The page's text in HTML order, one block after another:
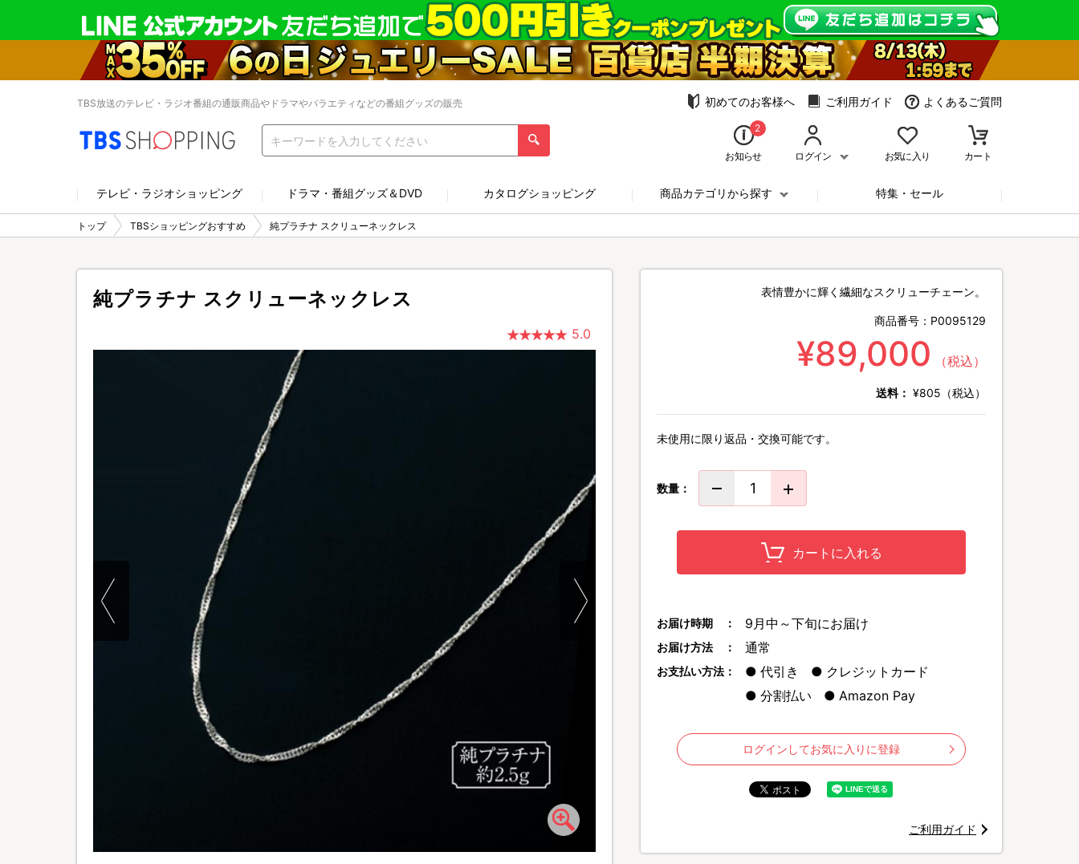
TBS放送のテレビ・ラジオ番組の通販商品やドラマやバラエティなどの番組グッズの販売 初めてのお客様へ ご利用ガイド よくあるご質問
2
お知らせ ログイン お気に入り カート
テレビ・ラジオショッピング ドラマ・番組グッズ＆DVD カタログショッピング 商品カテゴリから探す 特集・セール
トップ TBSショッピングおすすめ 純プラチナ スクリューネックレス
純プラチナ スクリューネックレス
5.0
表情豊かに輝く繊細なスクリューチェーン。
商品番号： P0095129
¥89,000 （税込）
送料： ¥805（税込）
未使用に限り返品・交換可能です。
数量：
カートに入れる
お届け時期 ： 9月中～下旬にお届け
お届け方法 ： 通常
お支払い方法： 代引き
クレジットカード
分割払い
Amazon Pay
ログインしてお気に入りに登録
ご利用ガイド